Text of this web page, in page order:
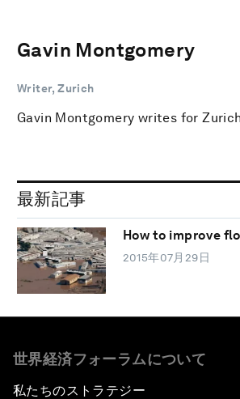
Gavin Montgomery
Writer, Zurich
Gavin Montgomery writes for
最新記事
How to improve
2015年07月29日
世界経済フォーラムについて
私たちのストラテジー